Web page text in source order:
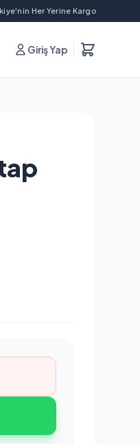
Her Yerine Kargo
Giriş Yap